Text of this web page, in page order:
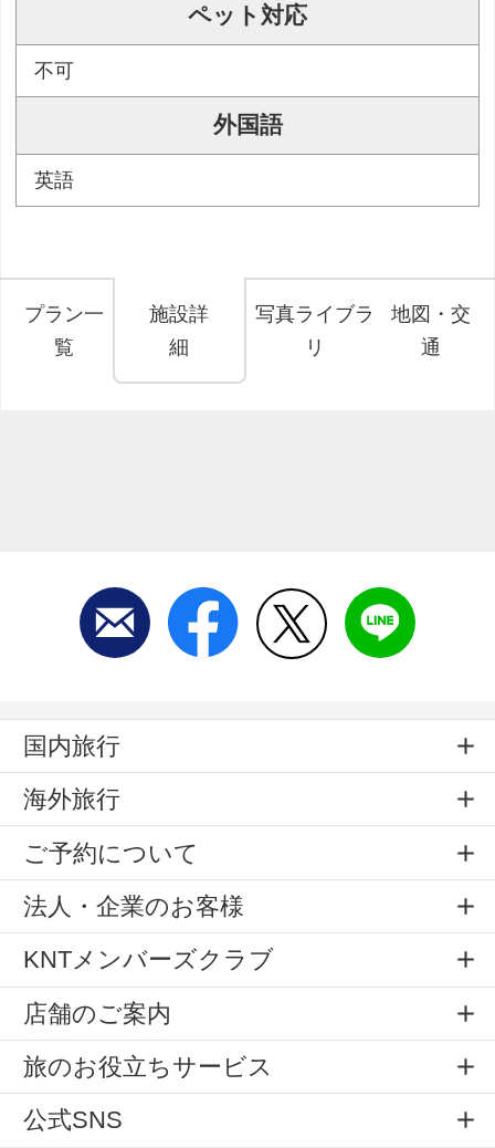
ペット対応
不可
外国語
英語
プラン一
覧
施設詳
細
写真ライブラ
リ
地図・交
通
国内旅行
海外旅行
ご予約について
法人・企業のお客様
KNTメンバーズクラブ
店舗のご案内
旅のお役立ちサービス
公式SNS